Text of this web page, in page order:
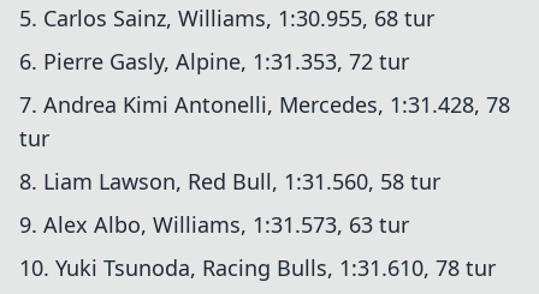
5. Carlos Sainz, Williams, 1:30.955, 68 tur
6. Pierre Gasly, Alpine, 1:31.353, 72 tur
7. Andrea Kimi Antonelli, Mercedes, 1:31.428, 78
tur
8. Liam Lawson, Red Bull, 1:31.560, 58 tur
9. Alex Albo, Williams, 1:31.573, 63 tur
10. Yuki Tsunoda, Racing Bulls, 1:31.610, 78 tur